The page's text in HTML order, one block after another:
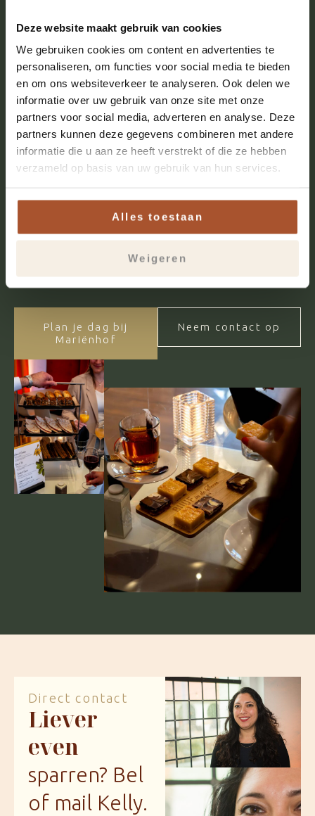
Deze website maakt gebruik van cookies
We gebruiken cookies om content en advertenties te
personaliseren, om functies voor social media te bieden
en om ons websiteverkeer te analyseren. Ook delen we
informatie over uw gebruik van onze site met onze
partners voor social media, adverteren en analyse. Deze
partners kunnen deze gegevens combineren met andere
informatie die u aan ze heeft verstrekt of die ze hebben
verzameld op basis van uw gebruik van hun services.
Alles toestaan
Weigeren
Organiseer je een
trainingsreeks of een
meerdaags programma?
Dan is continuïteit minstens zo belangrijk als de
ruimte zelf.
Daarom zorgen we ervoor dat materialen kunnen
blijven staan, opstellingen waar mogelijk behouden
op hetzelfde aanspreekpunt. Ook zorgen we voor
vertrouwde gezichten.
Dat geeft rust voor trainers én deelnemers.
Plan je dag bij
Mariënhof
Neem contact op
Direct contact
Liever
even
sparren? Bel
of mail Kelly.